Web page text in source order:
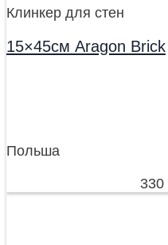
Клинкер для стен
15×45см Aragon Brick
Польша
330